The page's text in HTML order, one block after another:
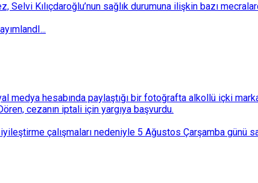
Selvi Kılıçdaroğlu’nun sağlık durumuna ilişkin bazı
medya hesabında paylaştığı bir fotoğrafta alkollü içki
cezanın iptali için yargıya başvurdu.
çalışmaları nedeniyle 5 Ağustos Çarşamba